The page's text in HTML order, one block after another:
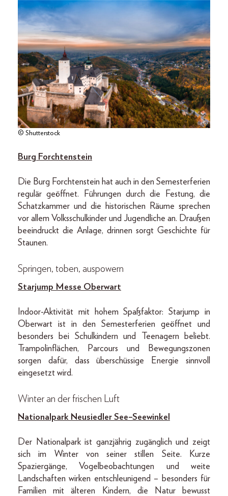
© Shutterstock
Burg Forchtenstein
Die Burg Forchtenstein hat auch in den Semesterferien
regulär geöffnet. Führungen durch die Festung, die
Schatzkammer und die historischen Räume sprechen
vor allem Volksschulkinder und Jugendliche an. Draußen
beeindruckt die Anlage, drinnen sorgt Geschichte für
Staunen.
Springen, toben, auspowern
Starjump Messe Oberwart
Indoor-Aktivität mit hohem Spaßfaktor: Starjump in
Oberwart ist in den Semesterferien geöffnet und
besonders bei Schulkindern und Teenagern beliebt.
Trampolinflächen, Parcours und Bewegungszonen
sorgen dafür, dass überschüssige Energie sinnvoll
eingesetzt wird.
Winter an der frischen Luft
Nationalpark Neusiedler See–Seewinkel
Der Nationalpark ist ganzjährig zugänglich und zeigt
sich im Winter von seiner stillen Seite. Kurze
Spaziergänge, Vogelbeobachtungen und weite
Landschaften wirken entschleunigend – besonders für
Familien mit älteren Kindern, die Natur bewusst